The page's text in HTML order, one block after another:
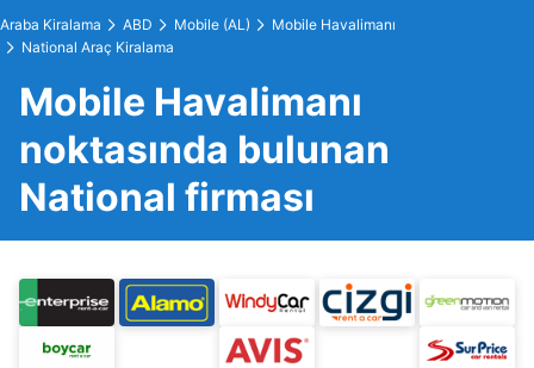
Araba Kiralama ABD Mobile (AL)
Mobile Havalimanı
National Araç Kiralama
Mobile Havalimanı
noktasında bulunan
National firması